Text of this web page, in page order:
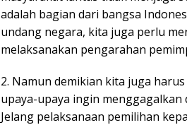
adalah bagian dari bangsa
undang negara, kita juga perlu
melaksanakan pengarahan
2. Namun demikian kita juga
upaya-upaya ingin menggagalkan
Jelang pelaksanaan pemilihan